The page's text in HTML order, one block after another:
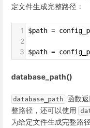
定文件生成完整路径：
1 $path =
2
3
$path =
database_path()
database_path 函数
整路径，还可以使用
为给定文件生成完整路径